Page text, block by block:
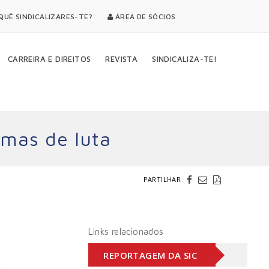
SINDICALIZARES-TE? ÁREA DE SÓCIOS
CARREIRA E DIREITOS REVISTA SINDICALIZA-TE!
de luta
PARTILHAR
Links relacionados
REPORTAGEM DA SIC